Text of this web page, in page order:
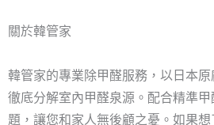
關於韓管家
韓管家的專業除甲醛服務，以日本
徹底分解室內甲醛泉源。配合精準
題，讓您和家人無後顧之憂。如果